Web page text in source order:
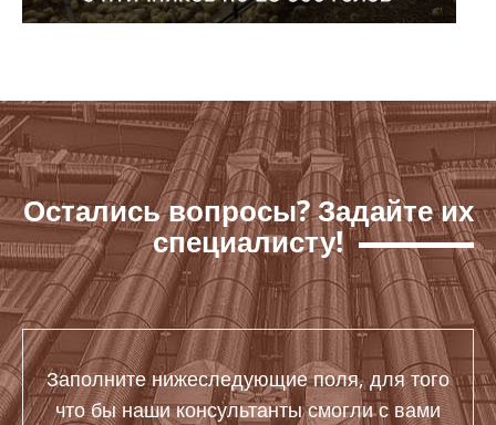
Остались вопросы? Задайте их
специалисту!
Заполните нижеследующие поля, для того
что бы наши консультанты смогли с вами